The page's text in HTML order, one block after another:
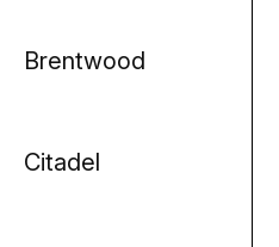
Brentwood
Citadel